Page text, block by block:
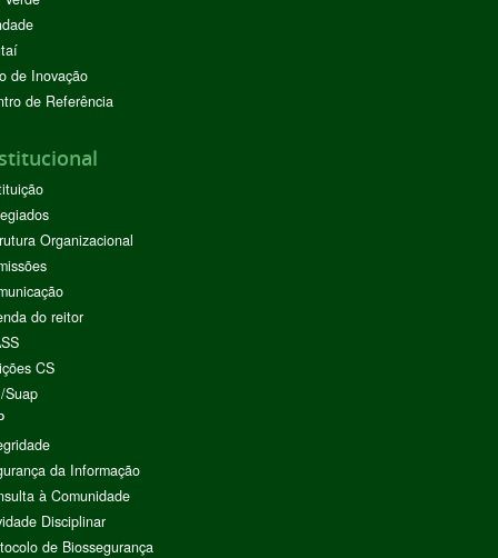
de Inovação
de Referência
Organizacional
do reitor
CS
Suap
da Informação
à Comunidade
Disciplinar
de Biossegurança